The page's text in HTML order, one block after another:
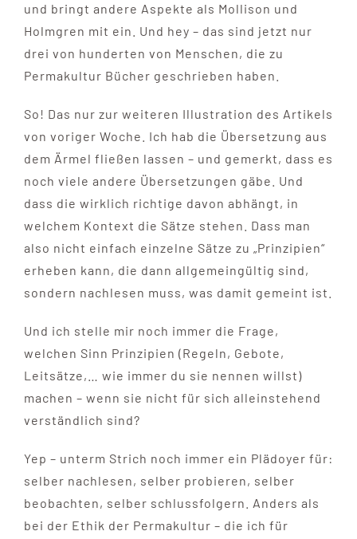
und bringt andere Aspekte als Mollison und
Holmgren mit ein. Und hey – das sind jetzt nur
drei von hunderten von Menschen, die zu
Permakultur Bücher geschrieben haben.
So! Das nur zur weiteren Illustration des Artikels
von voriger Woche. Ich hab die Übersetzung aus
dem Ärmel fließen lassen – und gemerkt, dass es
noch viele andere Übersetzungen gäbe. Und
dass die wirklich richtige davon abhängt, in
welchem Kontext die Sätze stehen. Dass man
also nicht einfach einzelne Sätze zu „Prinzipien“
erheben kann, die dann allgemeingültig sind,
sondern nachlesen muss, was damit gemeint ist.
Und ich stelle mir noch immer die Frage,
welchen Sinn Prinzipien (Regeln, Gebote,
Leitsätze,… wie immer du sie nennen willst)
machen – wenn sie nicht für sich alleinstehend
verständlich sind?
Yep – unterm Strich noch immer ein Plädoyer für:
selber nachlesen, selber probieren, selber
beobachten, selber schlussfolgern. Anders als
bei der Ethik der Permakultur – die ich für